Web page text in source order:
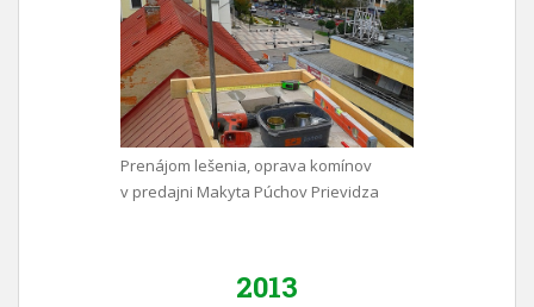
Prenájom lešenia, oprava komínov
v predajni Makyta Púchov Prievidza
2013